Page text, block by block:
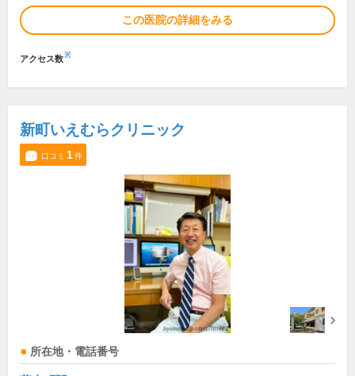
この医院の詳細をみる
アクセス数※
新町いえむらクリニック
口コミ 1件
所在地・電話番号